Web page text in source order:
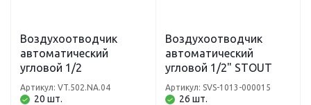
Воздухоотводчик
автоматический
угловой 1/2
20 шт.
Артикул: VT.502.NA.04
Воздухоотводчик
автоматический
угловой 1/2" STOUT
26 шт.
Артикул: SVS-1013-000015